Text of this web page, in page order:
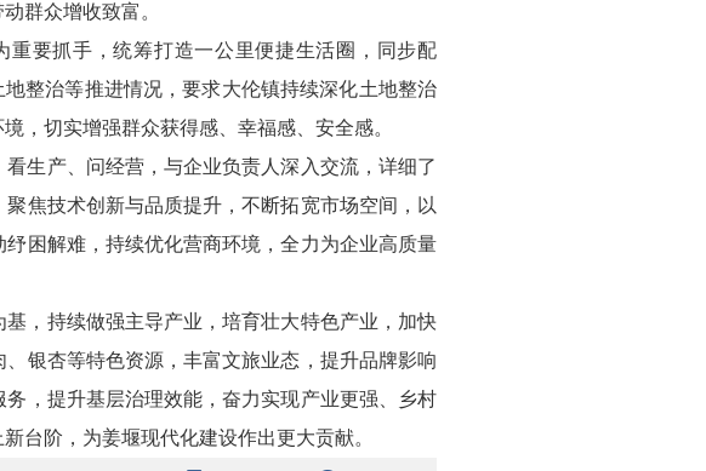
群众增收致富。
要抓手，统筹打造一公里便捷生活圈，同步配
整治等推进情况，要求大伦镇持续深化土地整治
，切实增强群众获得感、幸福感、安全感。
生产、问经营，与企业负责人深入交流，详细了
焦技术创新与品质提升，不断拓宽市场空间，以
困解难，持续优化营商环境，全力为企业高质量
，持续做强主导产业，培育壮大特色产业，加快
银杏等特色资源，丰富文旅业态，提升品牌影响
，提升基层治理效能，奋力实现产业更强、乡村
台阶，为姜堰现代化建设作出更大贡献。